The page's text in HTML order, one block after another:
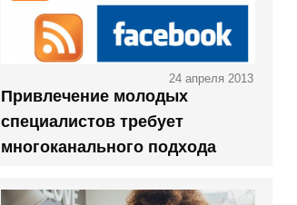
24 апреля 2013
Привлечение молодых
специалистов требует
многоканального подхода